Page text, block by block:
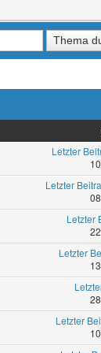
Letzter
Letzter
Letzter
Letzter
Letzter